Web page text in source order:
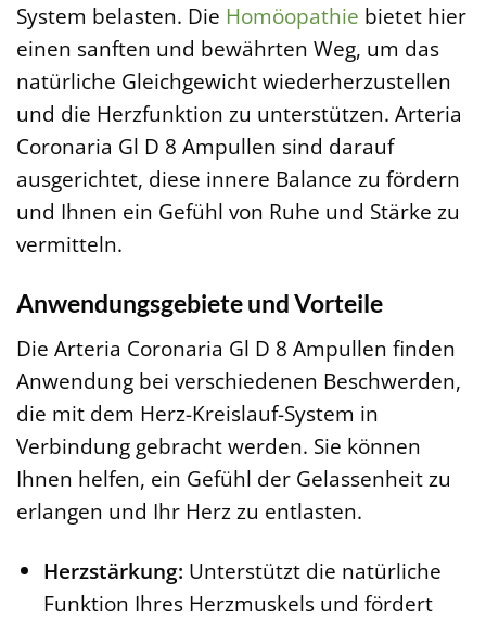
System belasten. Die Homöopathie bietet hier
einen sanften und bewährten Weg, um das
natürliche Gleichgewicht wiederherzustellen
und die Herzfunktion zu unterstützen. Arteria
Coronaria Gl D 8 Ampullen sind darauf
ausgerichtet, diese innere Balance zu fördern
und Ihnen ein Gefühl von Ruhe und Stärke zu
vermitteln.
Anwendungsgebiete und Vorteile
Die Arteria Coronaria Gl D 8 Ampullen finden
Anwendung bei verschiedenen Beschwerden,
die mit dem Herz-Kreislauf-System in
Verbindung gebracht werden. Sie können
Ihnen helfen, ein Gefühl der Gelassenheit zu
erlangen und Ihr Herz zu entlasten.
Herzstärkung: Unterstützt die natürliche
Funktion Ihres Herzmuskels und fördert